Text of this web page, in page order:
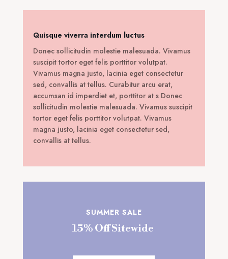
Quisque viverra interdum luctus
Donec sollicitudin molestie malesuada. Vivamus
suscipit tortor eget felis porttitor volutpat.
Vivamus magna justo, lacinia eget consectetur
sed, convallis at tellus. Curabitur arcu erat,
accumsan id imperdiet et, porttitor at s Donec
sollicitudin molestie malesuada. Vivamus suscipit
tortor eget felis porttitor volutpat. Vivamus
magna justo, lacinia eget consectetur sed,
convallis at tellus.
SUMMER SALE
15% Off Sitewide